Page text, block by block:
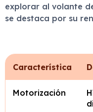
explorar al volante
se destaca por su
Característica
Motorización